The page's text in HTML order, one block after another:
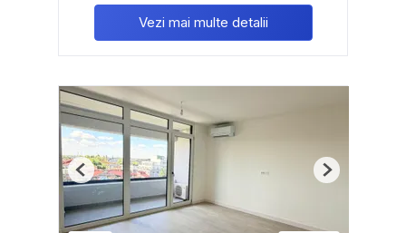
Vezi mai multe detalii
Previous Next